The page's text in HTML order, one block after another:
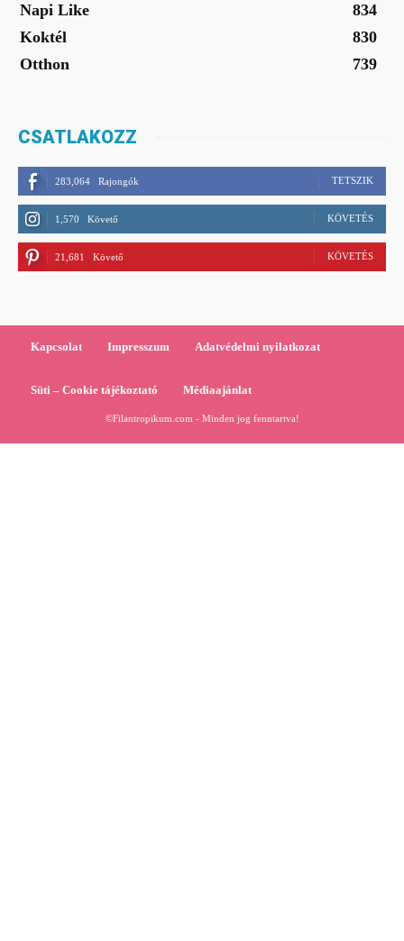
Napi Like
834
Koktél
830
Otthon
739
CSATLAKOZZ
283,064 Rajongók TETSZIK
1,570 Követő KÖVETÉS
21,681 Követő KÖVETÉS
Kapcsolat Impresszum Adatvédelmi nyilatkozat
Süti – Cookie tájékoztató Médiaajánlat
©Filantropikum.com - Minden jog fenntartva!